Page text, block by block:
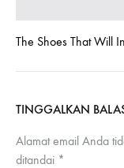
The Shoes That Will
TINGGALKAN
Alamat email Anda
ditandai *